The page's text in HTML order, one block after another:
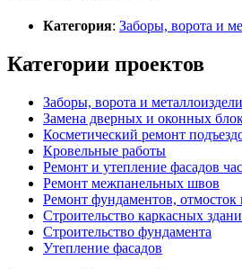
Категория: Заборы, ворота и
Категории проектов
Заборы, ворота и
Замена дверных и оконных
Косметический ремонт
Кровельные работы
Ремонт и утепление фасадов
Ремонт межпанельных швов
Ремонт фундаментов,
Строительство каркасных
Строительство фундамента
Утепление фасадов